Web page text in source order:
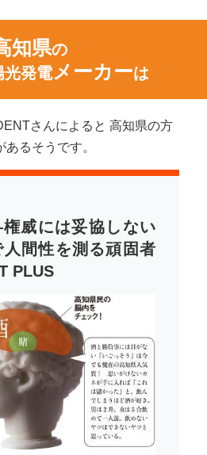
知県の
光発電メーカーは
さんによると 高知県の方
るそうです。
威には妥協しない
間性を測る頑固者
PLUS